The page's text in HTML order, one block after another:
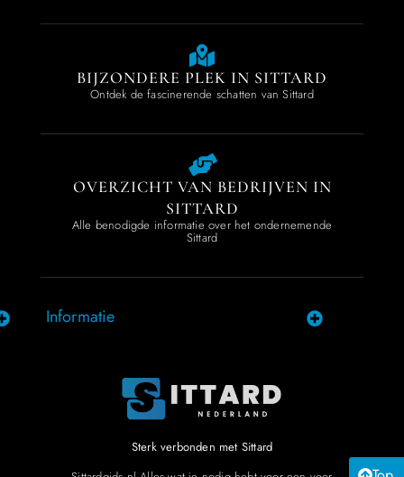
BIJZONDERE PLEK IN SITTARD
Ontdek de fascinerende schatten van Sittard
OVERZICHT VAN BEDRIJVEN IN
SITTARD
Alle benodigde informatie over het ondernemende
Sittard
Informatie
Sterk verbonden met Sittard